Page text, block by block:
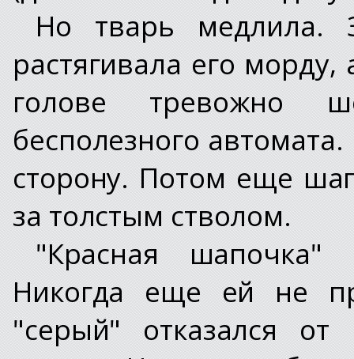
Но тварь медлила.
растягивала его
голове тревожно
бесполезного
сторону. Потом еще
за толстым стволом.
"Красная
Никогда еще ей не
"серый" отказался